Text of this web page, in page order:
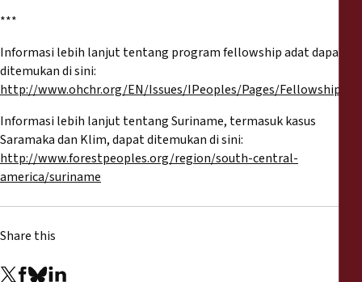
***
Informasi lebih lanjut tentang program fellowship adat dapat
ditemukan di sini:
http://www.ohchr.org/EN/Issues/IPeoples/Pages/
Informasi lebih lanjut tentang Suriname, termasuk kasus
Saramaka dan Klim, dapat ditemukan di sini:
http://www.forestpeoples.org/region/south-central-
america/suriname
Share this